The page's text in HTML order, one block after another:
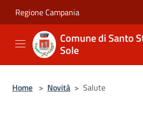
Regione Campania
Comune di Santo
Sole
Home > Novità > Salute